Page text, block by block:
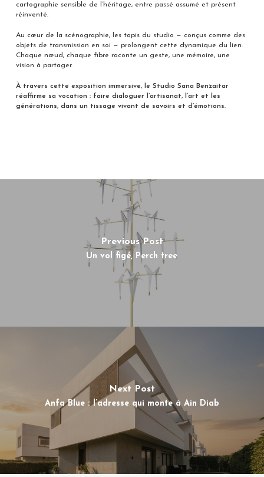
cartographie sensible de l’héritage, entre passé assumé et présent
réinventé.
Au cœur de la scénographie, les tapis du studio — conçus comme des
objets de transmission en soi — prolongent cette dynamique du lien.
Chaque nœud, chaque fibre raconte un geste, une mémoire, une
vision à partager.
À travers cette exposition immersive, le Studio Sana Benzaitar
réaffirme sa vocation : faire dialoguer l’artisanat, l’art et les
générations, dans un tissage vivant de savoirs et d’émotions.
Previous Post
Un vol figé, Perch tree
Next Post
Anfa Blue : l’adresse qui monte à Ain Diab